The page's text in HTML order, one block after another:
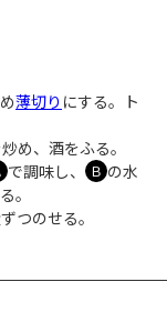
薄切り にする。ト
め、酒をふる。
で調味し、 Ｂ の水
。
つのせる。